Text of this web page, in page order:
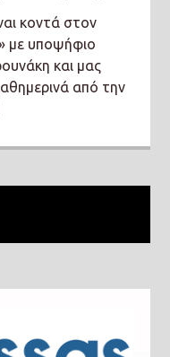
κοντά στον
με υποψήφιο
και μας
από την